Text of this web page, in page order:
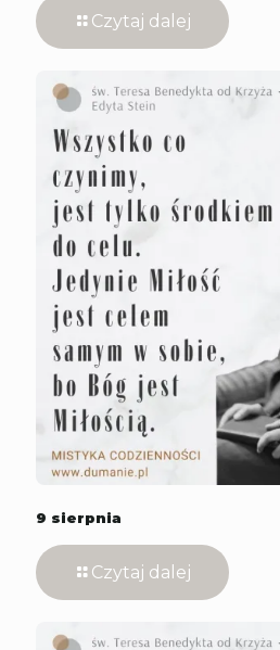
Czytaj dalej
9 sierpnia
Czytaj dalej